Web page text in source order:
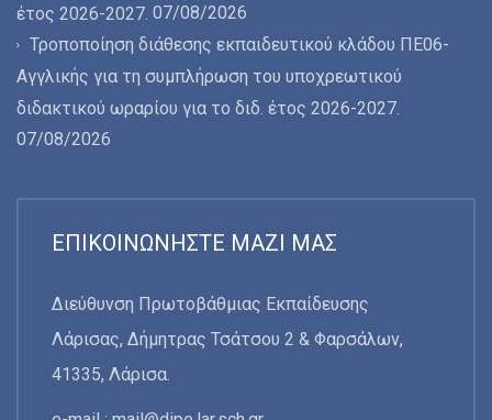
έτος 2026-2027. 07/08/2026
Τροποποίηση διάθεσης εκπαιδευτικού κλάδου ΠΕ06-
Αγγλικής για τη συμπλήρωση του υποχρεωτικού
διδακτικού ωραρίου για το διδ. έτος 2026-2027.
07/08/2026
ΕΠΙΚΟΙΝΩΝΉΣΤΕ ΜΑΖΊ ΜΑΣ
Διεύθυνση Πρωτοβάθμιας Εκπαίδευσης
Λάρισας, Δήμητρας Τσάτσου 2 & Φαρσάλων,
41335, Λάρισα.